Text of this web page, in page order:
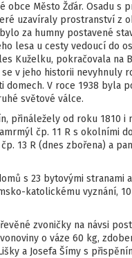
obce Město Žďár. Osadu s
uzavíraly prostranství z
za humny postavené
lesa u cesty vedoucí do
Kuželku, pokračovala na
v jeho historii nevyhnuly
V roce 1938 byla
světové válce.
přináležely od roku 1810
čp. 11 R s okolními
13 R (dnes zbořena) a
s 23 bytovými stranami
katolickému vyznání,
zvoničky na návsi
o váze 60 kg,
a Josefa Šímy s